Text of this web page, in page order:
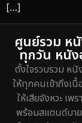
[…]
ศูนย์รวม ห
ทุกวัน หนัง
ตั้งใจรวบรวม ห
ให้ทุกคนเข้าถึงเ
ให้เสียจังหวะ เพ
พร้อมสแตนด์บา